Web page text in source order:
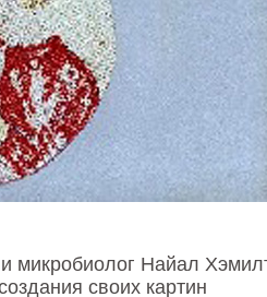
микробиолог Найал
своих картин